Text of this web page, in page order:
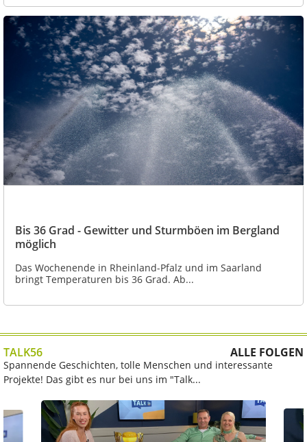
Bis 36 Grad - Gewitter und Sturmböen im Bergland
möglich
Das Wochenende in Rheinland-Pfalz und im Saarland
bringt Temperaturen bis 36 Grad. Ab...
TALK56 ALLE FOLGEN
Spannende Geschichten, tolle Menschen und interessante
Projekte! Das gibt es nur bei uns im "Talk...